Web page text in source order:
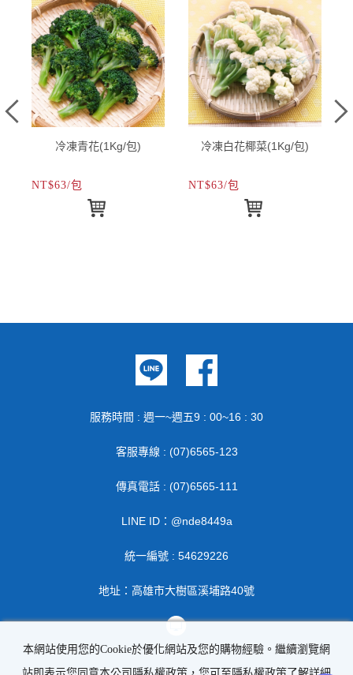
冷凍青花(1Kg/包)
NT$63/包
冷凍白花椰菜(1Kg/包)
NT$63/包
服務時間 : 週一~週五9 : 00~16 : 30
客服專線 : (07)6565-123
傳真電話 : (07)6565-111
LINE ID：@nde8449a
統一編號 : 54629226
地址：高雄市大樹區溪埔路40號
本網站使用您的Cookie於優化網站及您的購物經驗。繼續瀏覽網